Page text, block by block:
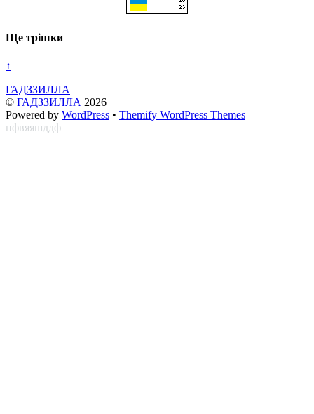
Ще трішки
↑
ГАДЗЗИЛЛА
© ГАДЗЗИЛЛА 2026
Powered by WordPress • Themify WordPress Themes
пфвяяшддф